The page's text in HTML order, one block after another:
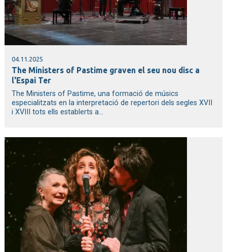
04.11.2025
The Ministers of Pastime graven el seu nou disc a
l'Espai Ter
The Ministers of Pastime, una formació de músics
especialitzats en la interpretació de repertori dels segles XVII
i XVIII tots ells establerts a...